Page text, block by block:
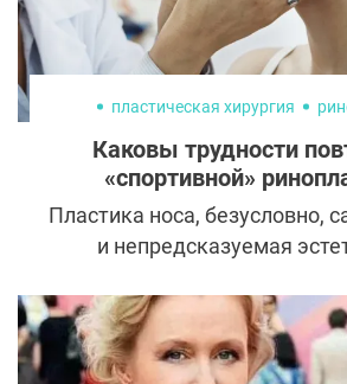
консерватизме, а в
клиническом
пластическая хирургия
Каковы трудности
«спортивной»
Пластика носа, безусловно,
и непредсказуемая
операции (для
неудачной
редкость. Такие